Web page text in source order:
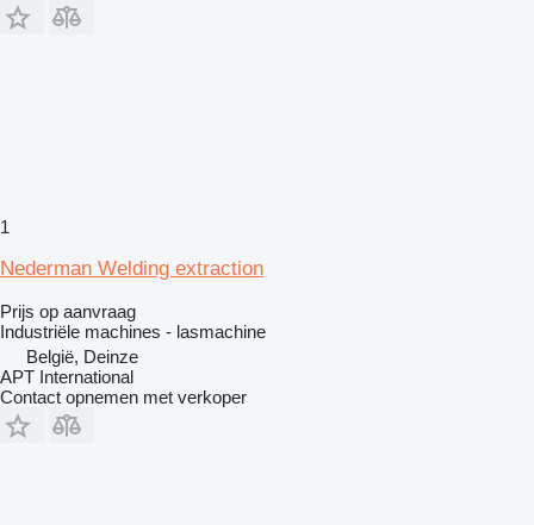
1
Nederman Welding extraction
Prijs op aanvraag
Industriële machines - lasmachine
België, Deinze
APT International
Contact opnemen met verkoper